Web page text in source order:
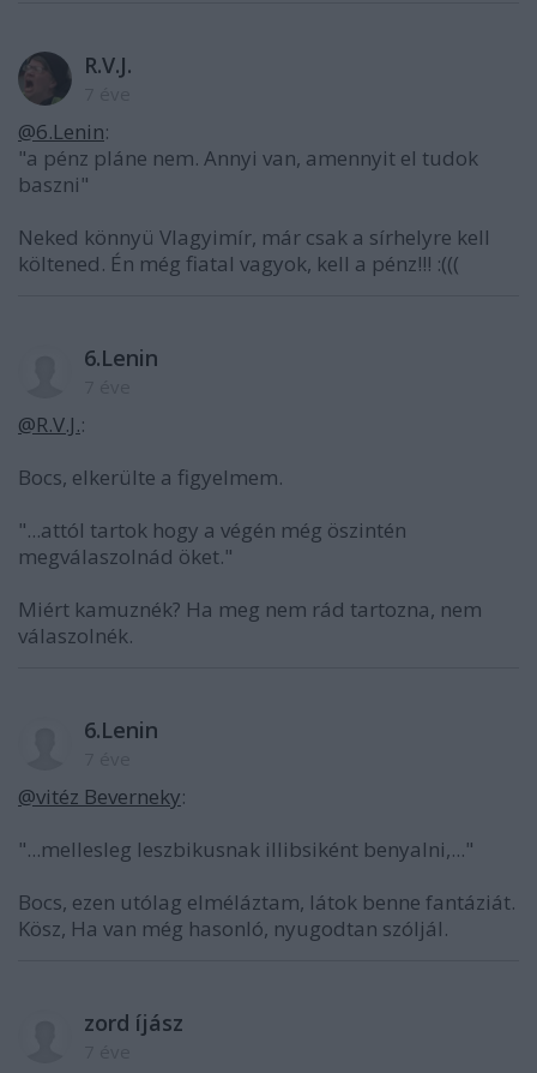
R.V.J.
@6.Lenin:
"a pénz pláne nem. Annyi van, amennyit el tudok
baszni"
Neked könnyü Vlagyimír, már csak a sírhelyre kell
költened. Én még fiatal vagyok, kell a pénz!!! :(((
6.Lenin
@R.V.J.:
Bocs, elkerülte a figyelmem.
"...attól tartok hogy a végén még öszintén
megválaszolnád öket."
Miért kamuznék? Ha meg nem rád tartozna, nem
válaszolnék.
6.Lenin
@vitéz Beverneky:
"...mellesleg leszbikusnak illibsiként benyalni,..."
Bocs, ezen utólag elméláztam, látok benne fantáziát.
Kösz, Ha van még hasonló, nyugodtan szóljál.
zord íjász